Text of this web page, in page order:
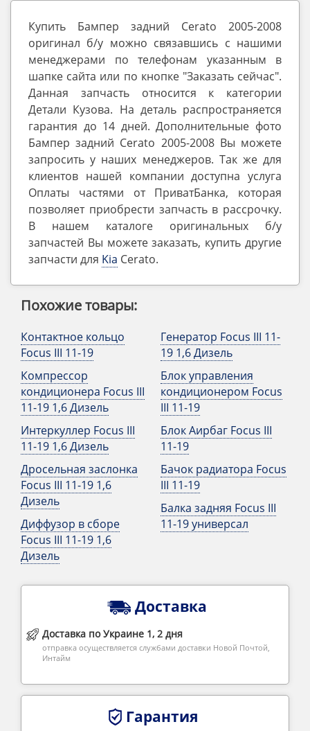
Купить Бампер задний Cerato 2005-2008
оригинал б/у можно связавшись с нашими
менеджерами по телефонам указанным в
шапке сайта или по кнопке "Заказать сейчас".
Данная запчасть относится к категории
Детали Кузова. На деталь распространяется
гарантия до 14 дней. Дополнительные фото
Бампер задний Cerato 2005-2008 Вы можете
запросить у наших менеджеров. Так же для
клиентов нашей компании доступна услуга
Оплаты частями от ПриватБанка, которая
позволяет приобрести запчасть в рассрочку.
В нашем каталоге оригинальных б/у
запчастей Вы можете заказать, купить другие
запчасти для Kia Cerato.
Похожие товары:
Контактное кольцо
Focus III 11-19
Компрессор
кондиционера Focus III
11-19 1,6 Дизель
Интеркуллер Focus III
11-19 1,6 Дизель
Дросельная заслонка
Focus III 11-19 1,6
Дизель
Диффузор в сборе
Focus III 11-19 1,6
Дизель
Генератор Focus III 11-
19 1,6 Дизель
Блок управления
кондиционером Focus
III 11-19
Блок Аирбаг Focus III
11-19
Бачок радиатора Focus
III 11-19
Балка задняя Focus III
11-19 универсал
Доставка
Доставка по Украине 1, 2 дня
отправка осуществляется службами доставки Новой Почтой,
Интайм
Гарантия